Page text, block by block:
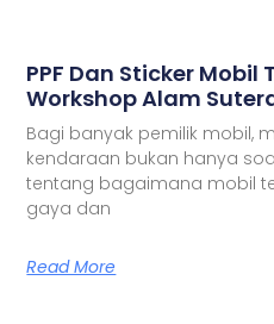
PPF Dan Sticker Mobil
Workshop Alam
Bagi banyak pemilik mobil,
kendaraan bukan hanya
tentang bagaimana mobil
gaya dan
Read More